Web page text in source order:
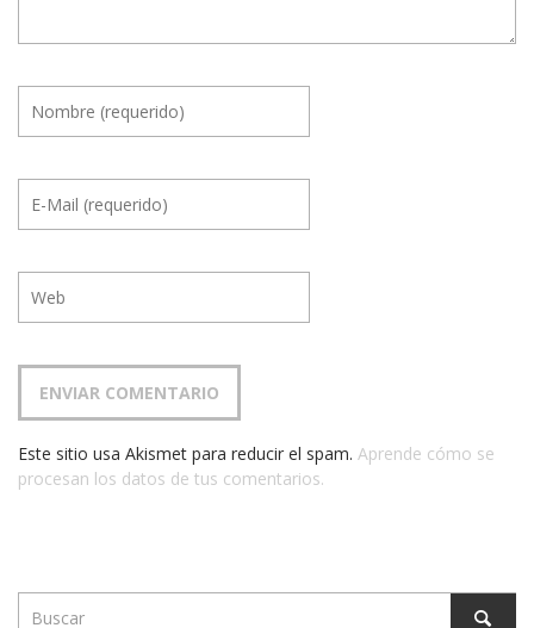
Este sitio usa Akismet para reducir el spam. Aprende cómo se
procesan los datos de tus comentarios.